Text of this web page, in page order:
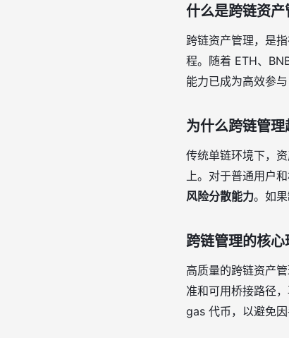
什么是跨链资产
跨链资产管理，是
程。随着 ETH、
能力已成为高效参
为什么跨链管
传统单链环境下，
上。对于普通用户
风险分散能力。如
跨链管理的核心
高质量的跨链资产
准和可用桥接路径
gas 代币，以避免因